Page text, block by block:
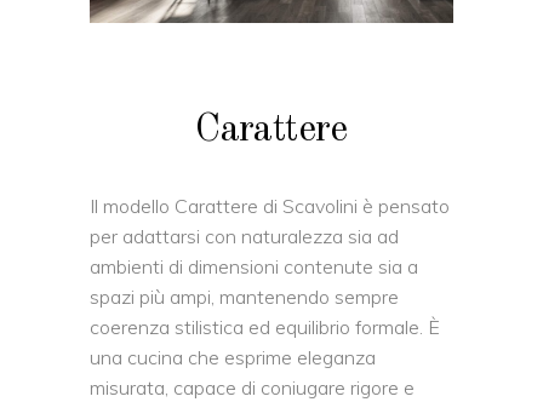
Carattere
Il modello Carattere di Scavolini è pensato
per adattarsi con naturalezza sia ad
ambienti di dimensioni contenute sia a
spazi più ampi, mantenendo sempre
coerenza stilistica ed equilibrio formale. È
una cucina che esprime eleganza
misurata, capace di coniugare rigore e